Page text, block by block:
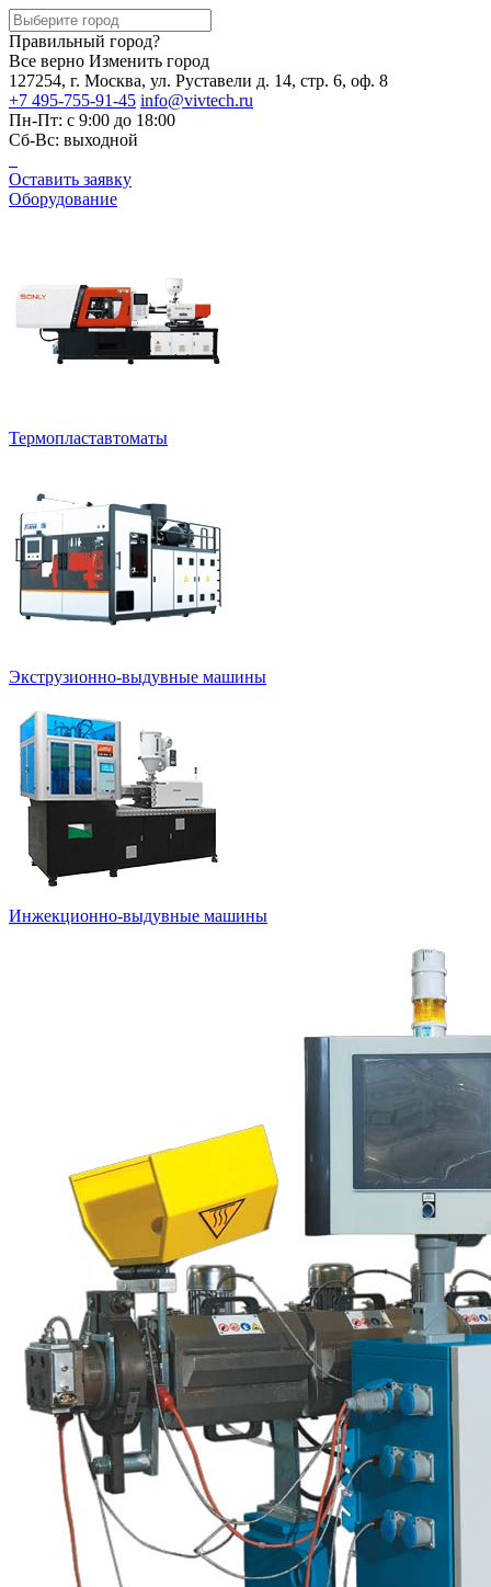
Правильный город?
Все верно Изменить город
127254, г. Москва, ул. Руставели д. 14, стр. 6, оф. 8
+7 495-755-91-45 info@vivtech.ru
Пн-Пт: с 9:00 до 18:00
Сб-Вс: выходной
Оставить заявку
Оборудование
Термопластавтоматы
Экструзионно-выдувные машины
Инжекционно-выдувные машины